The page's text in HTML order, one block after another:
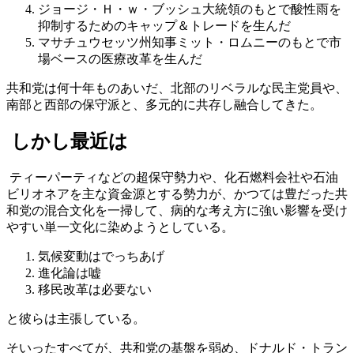
ジョージ・Ｈ・ｗ・ブッシュ大統領のもとで酸性雨を
抑制するためのキャップ＆トレードを生んだ
マサチュウセッツ州知事ミット・ロムニーのもとで市
場ベースの医療改革を生んだ
共和党は何十年ものあいだ、北部のリベラルな民主党員や、
南部と西部の保守派と、多元的に共存し融合してきた。
しかし最近は
ティーパーティなどの超保守勢力や、化石燃料会社や石油
ビリオネアを主な資金源とする勢力が、かつては豊だった共
和党の混合文化を一掃して、病的な考え方に強い影響を受け
やすい単一文化に染めようとしている。
気候変動はでっちあげ
進化論は嘘
移民改革は必要ない
と彼らは主張している。
そいったすべてが、共和党の基盤を弱め、ドナルド・トラン